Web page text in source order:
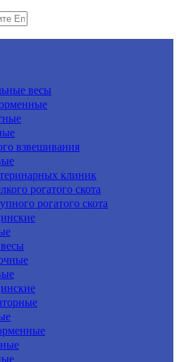
весы
взвешивания
клиник
рогатого скота
рогатого скота